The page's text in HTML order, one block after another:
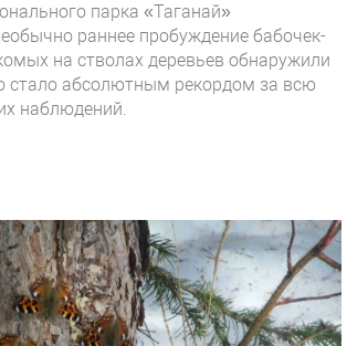
парка «Таганай»
раннее пробуждение бабочек-
на стволах деревьев обнаружили
стало абсолютным рекордом за всю
наблюдений.